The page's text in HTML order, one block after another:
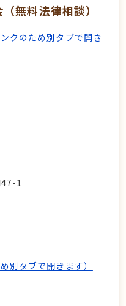
（無料法律相談）
クのため別タブで開き
1
別タブで開きます）